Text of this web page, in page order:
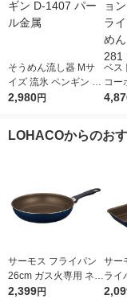
そうめん流し器 Mサ
イズ 流氷 ペンギン D-
1407 パール金属
2,980円
ベス
コー
ォー
LOHACOからのお
サーモス フライパン
26cm ガス火専用 ネイ
ビー KFI-026 NVY 1個
2,399円
サー
ライ
ネイ